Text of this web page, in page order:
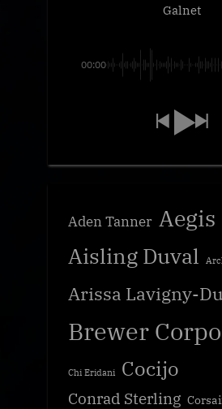
Galnet
00:00
Aden Tanner Aegis
Aisling Duval
Arissa Lavigny-
Brewer
Chi Eridani Cocijo
Conrad Sterling